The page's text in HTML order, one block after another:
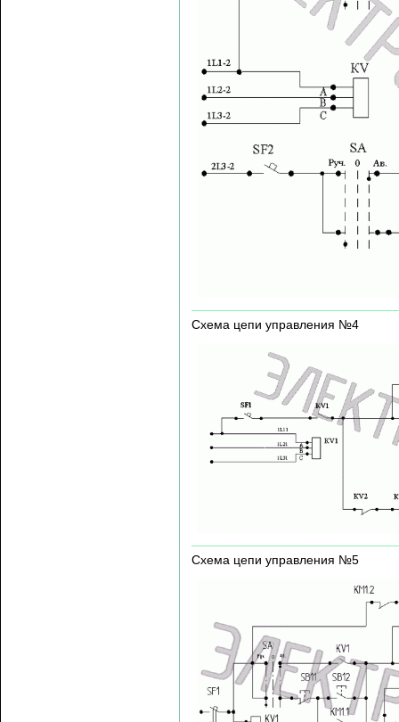
Схема цепи управления №4
Схема цепи управления №5